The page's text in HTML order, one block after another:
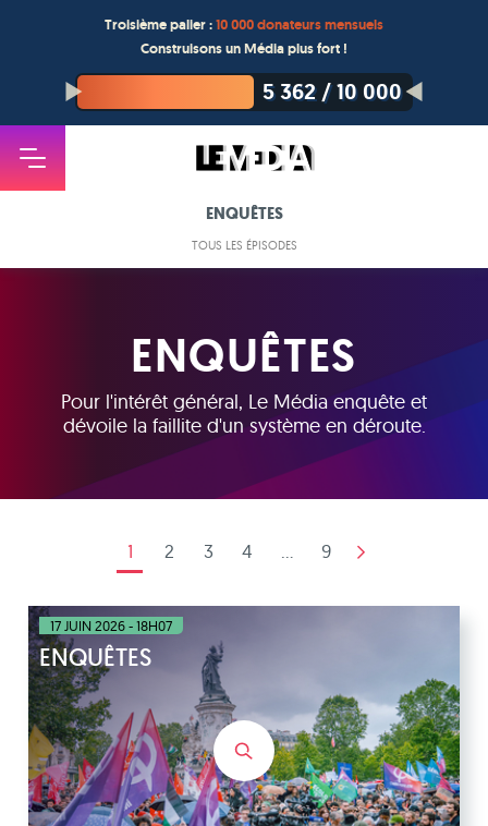
Troisième palier :10 000 donateurs mensuels
Construisons un Média plus fort !
5 362/10 000
ENQUÊTES
TOUS LES ÉPISODES
ENQUÊTES
Pour l'intérêt général, Le Média enquête et
dévoile la faillite d'un système en déroute.
1 2 3 4 9
17 JUIN 2026 - 18H07
ENQUÊTES